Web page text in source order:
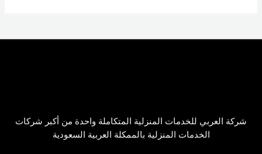
شركة العربي للخدمات المنزلية المتكاملة واحدة من أكبر شركات
الخدمات المنزلية بالممكلة العربية السعودية